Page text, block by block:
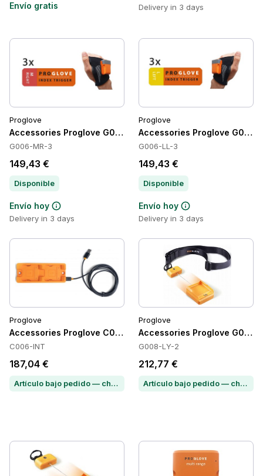
Envío gratis Delivery in 3 days
Proglove
Accessories Proglove G006-MR-3
G006-MR-3
149,43 €
Disponible
Envío hoy
Delivery in 3 days
Proglove
Accessories Proglove G006-
G006-LL-3
149,43 €
Disponible
Envío hoy
Delivery in 3 days
Proglove
Accessories Proglove C006-INT
C006-INT
187,04 €
Artículo bajo pedido — chatea para conocer el plazo de entrega
Proglove
Accessories Proglove G008-
G008-LY-2
212,77 €
Artículo bajo pedido — chatea para conocer el plazo de entrega